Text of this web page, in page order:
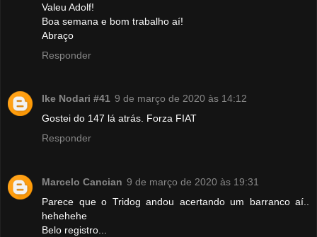
Valeu Adolf!
Boa semana e bom trabalho aí!
Abraço
Responder
Ike Nodari #41 9 de março de 2020 às 14:12
Gostei do 147 lá atrás. Forza FIAT
Responder
Marcelo Cancian 9 de março de 2020 às 19:31
Parece que o Tridog andou acertando um barranco aí..
hehehehe
Belo registro...